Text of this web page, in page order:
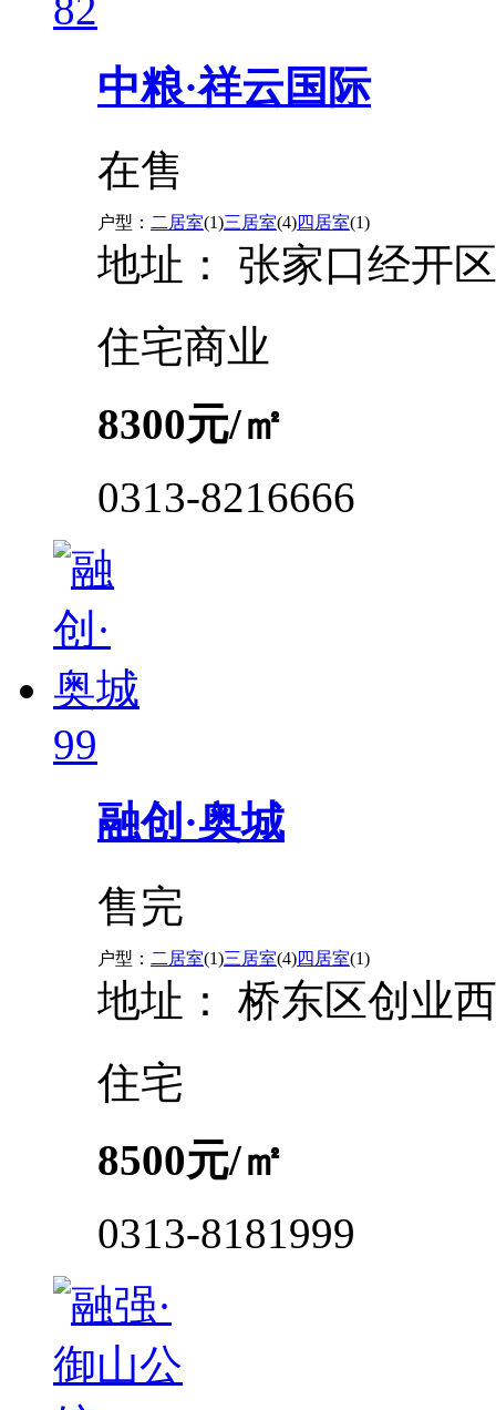
中粮·祥云国际
在售
户型： 二居室(1)三居室(4)四居室(1)
地址：
张家口经开
住宅商业
8300元/㎡
0313-8216666
99
融创·奥城
售完
户型： 二居室(1)三居室(4)四居室(1)
地址：
桥东区创业
住宅
8500元/㎡
0313-8181999